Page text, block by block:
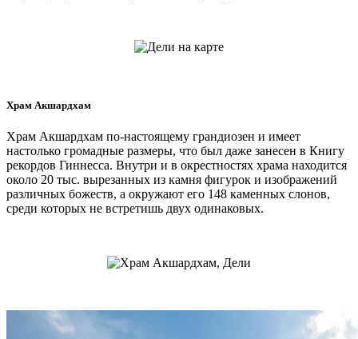
Храм Акшардхам
Храм Акшардхам по-настоящему грандиозен и имеет
настолько громадные размеры, что был даже занесен в Книгу
рекордов Гиннесса. Внутри и в окрестностях храма находится
около 20 тыс. вырезанных из камня фигурок и изображений
различных божеств, а окружают его 148 каменных слонов,
среди которых не встретишь двух одинаковых.